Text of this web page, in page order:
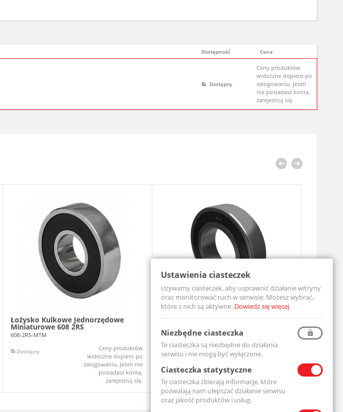
Dostępność Cena
Dostępny
Ceny produktów
widoczne dopiero po
zalogowaniu. Jeżeli
nie posiadasz konta,
zarejestruj się.
Łożysko Kulkowe Jednorzędowe
Miniaturowe 608 2RS
608-2RS-MTM
Dostępny
Ceny produktów
widoczne dopiero po
zalogowaniu. Jeżeli nie
posiadasz konta,
zarejestruj się.
Łożysko Kulkowe Jednorzędowe 6204
6204-2RS-MTM
Dostępny
Ceny produktów
widoczne dopiero po
posiadasz konta,
zarejestruj się.
Zespół
UCF206-
Ustawienia ciasteczek
Używamy ciasteczek, aby usprawnić działanie witryny
oraz monitorować ruch w serwisie. Możesz wybrać,
które z nich są aktywne. Dowiedz się więcej
Niezbędne ciasteczka
Te ciasteczka są niezbędne do działania
serwisu i nie mogą być wyłączone.
Ciasteczka statystyczne
Te ciasteczka zbierają informacje, które
pozwalają nam ulepszać działanie serwisu
oraz jakość produktów i usług.